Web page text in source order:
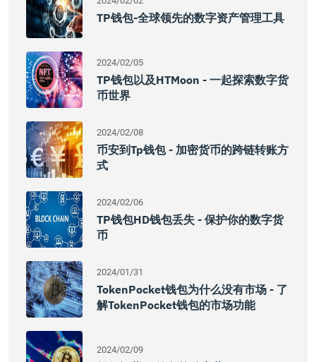
TP钱包-全球领先的数字资产管理工具
2024/02/05
TP钱包以及HTMoon - 一起探索数字货
币世界
2024/02/08
币安到tp钱包 - 加密货币的跨链转账方
式
2024/02/06
TP钱包HD钱包丢失 - 保护你的数字货
币
2024/01/31
TokenPocket钱包为什么没有市场 - 了
解TokenPocket钱包的市场功能
2024/02/09